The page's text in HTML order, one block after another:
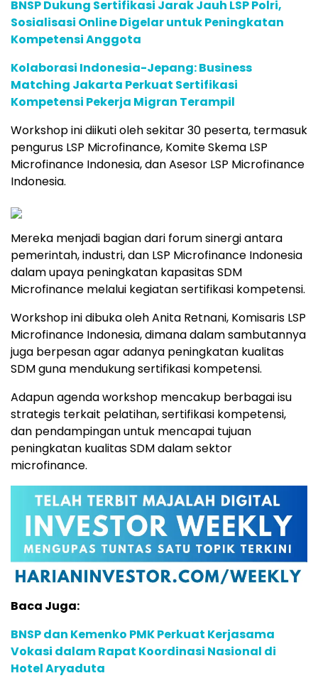
BNSP Dukung Sertifikasi Jarak Jauh LSP Polri,
Sosialisasi Online Digelar untuk Peningkatan
Kompetensi Anggota
Kolaborasi Indonesia-Jepang: Business
Matching Jakarta Perkuat Sertifikasi
Kompetensi Pekerja Migran Terampil
Workshop ini diikuti oleh sekitar 30 peserta, termasuk
pengurus LSP Microfinance, Komite Skema LSP
Microfinance Indonesia, dan Asesor LSP Microfinance
Indonesia.
Mereka menjadi bagian dari forum sinergi antara
pemerintah, industri, dan LSP Microfinance Indonesia
dalam upaya peningkatan kapasitas SDM
Microfinance melalui kegiatan sertifikasi kompetensi.
Workshop ini dibuka oleh Anita Retnani, Komisaris LSP
Microfinance Indonesia, dimana dalam sambutannya
juga berpesan agar adanya peningkatan kualitas
SDM guna mendukung sertifikasi kompetensi.
Adapun agenda workshop mencakup berbagai isu
strategis terkait pelatihan, sertifikasi kompetensi,
dan pendampingan untuk mencapai tujuan
peningkatan kualitas SDM dalam sektor
microfinance.
Baca Juga:
BNSP dan Kemenko PMK Perkuat Kerjasama
Vokasi dalam Rapat Koordinasi Nasional di
Hotel Aryaduta